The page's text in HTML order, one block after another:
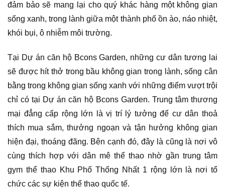
đảm bảo sẽ mang lại cho quý khác hàng một không gian
sống xanh, trong lành giữa một thành phố ồn ào, náo nhiệt,
khói bụi, ô nhiễm môi trường.
Tại Dự án căn hộ Bcons Garden, những cư dân tương lai
sẽ được hít thở trong bầu không gian trong lành, sống cân
bằng trong không gian sống xanh với những điểm vượt trội
chỉ có tại Dự án căn hộ Bcons Garden. Trung tâm thương
mại đẳng cấp rộng lớn là vị trí lý tưởng để cư dân thoả
thích mua sắm, thưởng ngoạn và tận hưởng không gian
hiện đại, thoáng đãng. Bên cạnh đó, đây là cũng là nơi vô
cùng thích hợp với dân mê thể thao nhờ gần trung tâm
gym thể thao Khu Phố Thống Nhất 1 rộng lớn là nơi tổ
chức các sự kiện thể thao quốc tế.